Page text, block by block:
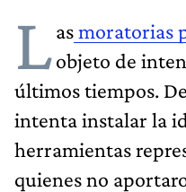
Lasmoratorias
objeto de
últimos tiempos.
intenta instalar la
herramientas
quienes no